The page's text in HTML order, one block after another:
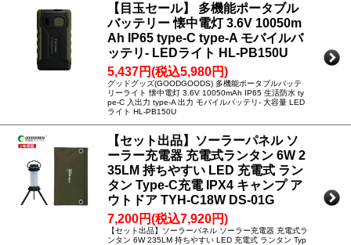
【目玉セール】 多機能ポータブル
バッテリー 懐中電灯 3.6V 10050m
Ah IP65 type-C type-A モバイルバ
ッテリ- LEDライト HL-PB150U
5,437円(税込5,980円)
グッドグッズ(GOODGOODS) 多機能ポータブルバッテ
リーライト 懐中電灯 3.6V 10050mAh IP65 生活防水 ty
pe-C 入出力 type-A 出力 モバイルバッテリ- 大容量 LED
ライト HL-PB150U
【セット出品】ソーラーパネル ソ
ーラー充電器 充電式ランタン 6W 2
35LM 持ちやすい LED 充電式 ラン
タン Type-C充電 IPX4 キャンプ ア
ウトドア TYH-C18W DS-01G
7,200円(税込7,920円)
【セット出品】ソーラーパネル ソーラー充電器 充電式ラ
ンタン 6W 235LM 持ちやすい LED 充電式 ランタン Typ